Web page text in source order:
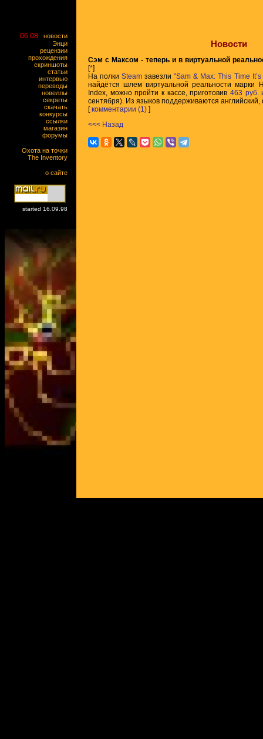
06.08
новости
Энци
рецензии
прохождения
скриншоты
статьи
интервью
переводы
новеллы
секреты
скачать
конкурсы
ссылки
магазин
форумы
Охота на точки
The Inventory
о сайте
started 16.09.98
Новости
Сэм с Максом - теперь и в виртуальной
[*]
На полкиSteam завезли"Sam & Max: This Time
найдётся шлем виртуальной реальности марки
Index, можно пройти к кассе, приготовив 463 руб.
сентября). Из языков поддерживаются английский,
[комментарии (1) ]
<<< Назад